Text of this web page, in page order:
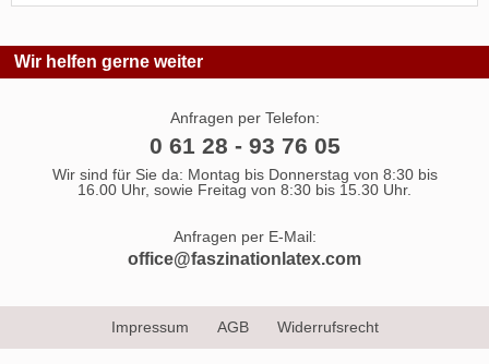
Wir helfen gerne weiter
Anfragen per Telefon:
0 61 28 - 93 76 05
Wir sind für Sie da: Montag bis Donnerstag von 8:30 bis
16.00 Uhr, sowie Freitag von 8:30 bis 15.30 Uhr.
Anfragen per E-Mail:
office@faszinationlatex.com
Impressum AGB Widerrufsrecht